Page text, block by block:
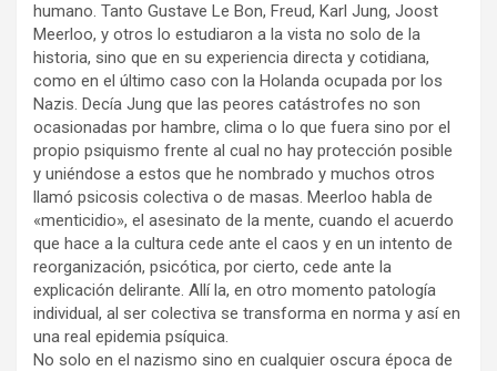
humano. Tanto Gustave Le Bon, Freud, Karl Jung, Joost
Meerloo, y otros lo estudiaron a la vista no solo de la
historia, sino que en su experiencia directa y cotidiana,
como en el último caso con la Holanda ocupada por los
Nazis. Decía Jung que las peores catástrofes no son
ocasionadas por hambre, clima o lo que fuera sino por el
propio psiquismo frente al cual no hay protección posible
y uniéndose a estos que he nombrado y muchos otros
llamó psicosis colectiva o de masas. Meerloo habla de
«menticidio», el asesinato de la mente, cuando el acuerdo
que hace a la cultura cede ante el caos y en un intento de
reorganización, psicótica, por cierto, cede ante la
explicación delirante. Allí la, en otro momento patología
individual, al ser colectiva se transforma en norma y así en
una real epidemia psíquica.
No solo en el nazismo sino en cualquier oscura época de